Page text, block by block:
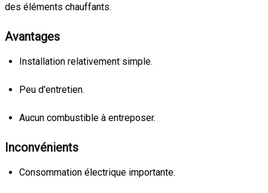
des éléments chauffants.
Avantages
Installation relativement simple.
Peu d'entretien.
Aucun combustible à entreposer.
Inconvénients
Consommation électrique importante.